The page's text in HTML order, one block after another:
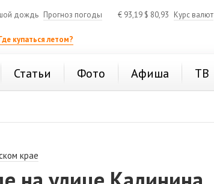
дождь Прогноз погоды € 93,19 $ 80,93 Курс валют
купаться летом?
Статьи Фото Афиша ТВ
крае